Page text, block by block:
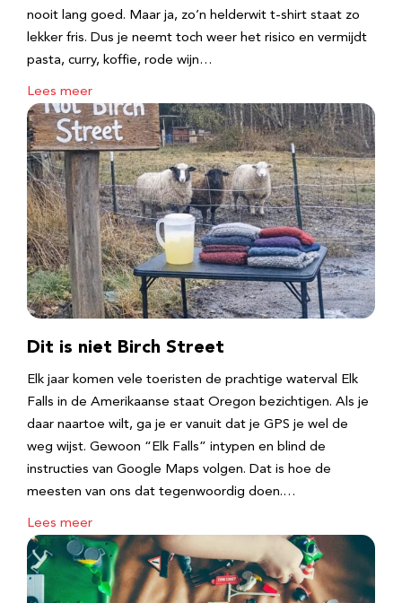
nooit lang goed. Maar ja, zo’n helderwit t-shirt staat zo
lekker fris. Dus je neemt toch weer het risico en vermijdt
pasta, curry, koffie, rode wijn…
Lees meer
Dit is niet Birch Street
Elk jaar komen vele toeristen de prachtige waterval Elk
Falls in de Amerikaanse staat Oregon bezichtigen. Als je
daar naartoe wilt, ga je er vanuit dat je GPS je wel de
weg wijst. Gewoon “Elk Falls” intypen en blind de
instructies van Google Maps volgen. Dat is hoe de
meesten van ons dat tegenwoordig doen.…
Lees meer